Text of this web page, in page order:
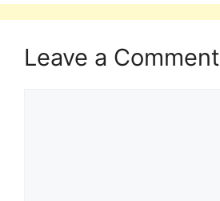
Leave a Comment